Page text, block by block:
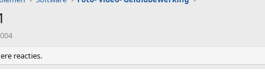
reacties.